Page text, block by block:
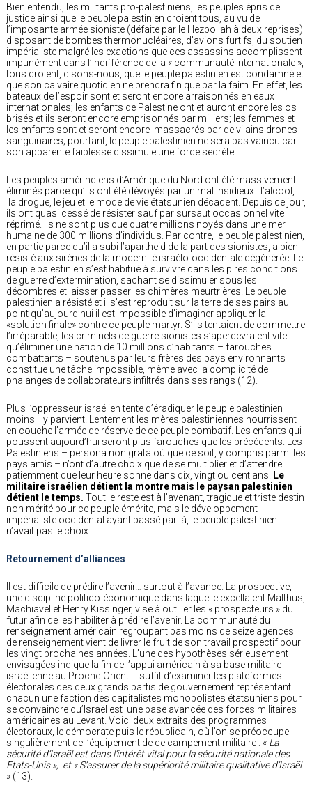
Bien entendu, les militants pro-palestiniens, les peuples épris de
justice ainsi que le peuple palestinien croient tous, au vu de
l’imposante armée sioniste (défaite par le Hezbollah à deux reprises)
disposant de bombes thermonucléaires, d’avions furtifs, du soutien
impérialiste malgré les exactions que ces assassins accomplissent
impunément dans l’indifférence de la « communauté internationale »,
tous croient, disons-nous, que le peuple palestinien est condamné et
que son calvaire quotidien ne prendra fin que par la faim. En effet, les
bateaux de l’espoir sont et seront encore arraisonnés en eaux
internationales; les enfants de Palestine ont et auront encore les os
brisés et ils seront encore emprisonnés par milliers; les femmes et
les enfants sont et seront encore massacrés par de vilains drones
sanguinaires; pourtant, le peuple palestinien ne sera pas vaincu car
son apparente faiblesse dissimule une force secrète.
Les peuples amérindiens d’Amérique du Nord ont été massivement
éliminés parce qu’ils ont été dévoyés par un mal insidieux : l’alcool,
la drogue, le jeu et le mode de vie étatsunien décadent. Depuis ce jour,
ils ont quasi cessé de résister sauf par sursaut occasionnel vite
réprimé. Ils ne sont plus que quatre millions noyés dans une mer
humaine de 300 millions d’individus. Par contre, le peuple palestinien,
en partie parce qu’il a subi l’apartheid de la part des sionistes, a bien
résisté aux sirènes de la modernité israélo-occidentale dégénérée. Le
peuple palestinien s’est habitué à survivre dans les pires conditions
de guerre d’extermination, sachant se dissimuler sous les
décombres et laisser passer les chimères meurtrières. Le peuple
palestinien a résisté et il s’est reproduit sur la terre de ses pairs au
point qu’aujourd’hui il est impossible d’imaginer appliquer la
«solution finale» contre ce peuple martyr. S’ils tentaient de commettre
l’irréparable, les criminels de guerre sionistes s’apercevraient vite
qu’éliminer une nation de 10 millions d’habitants – farouches
combattants – soutenus par leurs frères des pays environnants
constitue une tâche impossible, même avec la complicité de
phalanges de collaborateurs infiltrés dans ses rangs (12).
Plus l’oppresseur israélien tente d’éradiquer le peuple palestinien
moins il y parvient. Lentement les mères palestiniennes nourrissent
en couche l’armée de réserve de ce peuple combatif. Les enfants qui
poussent aujourd’hui seront plus farouches que les précédents. Les
Palestiniens – persona non grata où que ce soit, y compris parmi les
pays amis – n’ont d’autre choix que de se multiplier et d’attendre
patiemment que leur heure sonne dans dix, vingt ou cent ans.
Le
militaire israélien détient la montre mais le paysan palestinien
détient le temps. Tout le reste est à l’avenant, tragique et triste destin
non mérité pour ce peuple émérite, mais le développement
impérialiste occidental ayant passé par là, le peuple palestinien
n’avait pas le choix.
Retournement d’alliances
Il est difficile de prédire l’avenir… surtout à l’avance. La prospective,
une discipline politico-économique dans laquelle excellaient Malthus,
Machiavel et Henry Kissinger, vise à outiller les « prospecteurs » du
futur afin de les habiliter à prédire l’avenir. La communauté du
renseignement américain regroupant pas moins de seize agences
de renseignement vient de livrer le fruit de son travail prospectif pour
les vingt prochaines années. L’une des hypothèses sérieusement
envisagées indique la fin de l’appui américain à sa base militaire
israélienne au Proche-Orient. Il suffit d’examiner les plateformes
électorales des deux grands partis de gouvernement représentant
chacun une faction des capitalistes monopolistes étatsuniens pour
se convaincre qu’Israël est une base avancée des forces militaires
américaines au Levant. Voici deux extraits des programmes
électoraux, le démocrate puis le républicain, où l’on se préoccupe
singulièrement de l’équipement de ce campement militaire : « La
sécurité d’Israël est dans l’intérêt vital pour la sécurité nationale des
Etats-Unis », et « S’assurer de la supériorité militaire qualitative d’Israël.
» (13).